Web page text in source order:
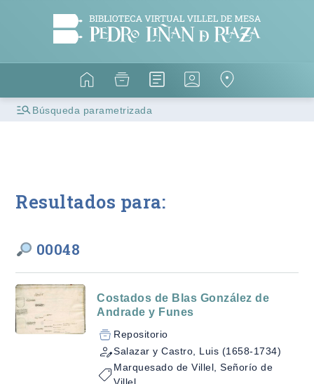
Búsqueda parametrizada
Resultados para:
00048
Costados de Blas González de
Andrade y Funes
Repositorio
Salazar y Castro, Luis (1658-1734)
Marquesado de Villel, Señorío de
Villel